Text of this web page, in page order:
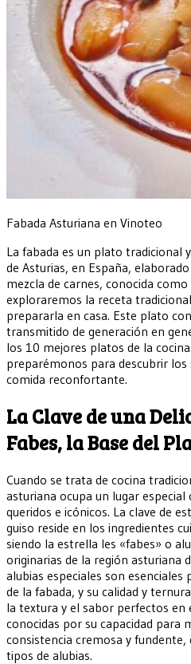
Fabada Asturiana en Vinoteo
La fabada es un plato tradicional
de Asturias, en España,
mezcla de carnes, conocida
exploraremos la receta
prepararla en casa. Este plato
transmitido de generación en
los 10 mejores platos de la
preparémonos para descubrir los
comida reconfortante.
La Clave de una
Fabes, la Base del
Cuando se trata de cocina
asturiana ocupa un lugar
queridos e icónicos. La clave de
guiso reside en los ingredientes
siendo la estrella les «fabes» o
originarias de la región asturiana
alubias especiales son
de la fabada, y su calidad y
la textura y el sabor perfectos
conocidas por su capacidad para
consistencia cremosa y fundente,
tipos de alubias.